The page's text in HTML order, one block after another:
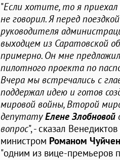
"Если хотите, то я
не говорил. Я перед
руководителя
выходцем из Саратовской
примерно. Он мне
пилотного проекта по
Вчера мы встречались с
поддержал идею и готов
мировой войны, Второй
депутатуЕлене Злобновой
вопрос", - сказал
министром Романом
"одним из вице-премьеров